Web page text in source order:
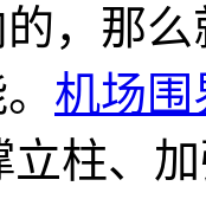
，那
机场
立柱、